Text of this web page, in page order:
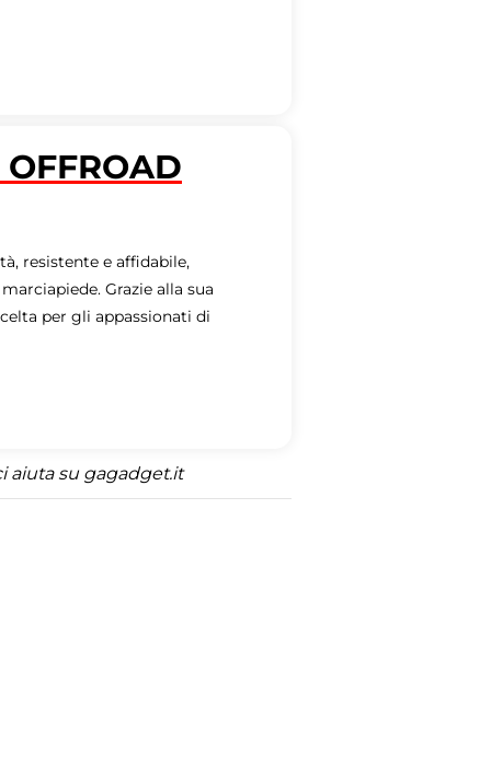
resistente e affidabile,
Grazie alla sua
per gli appassionati di
aiuta su gagadget.it